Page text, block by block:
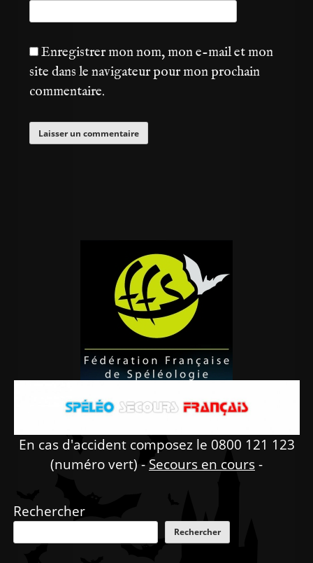
Enregistrer mon nom, mon e-mail et mon
site dans le navigateur pour mon prochain
commentaire.
En cas d'accident composez le 0800 121 123
(numéro vert) - Secours en cours-
Rechercher
Rechercher